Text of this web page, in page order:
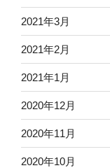
2021年3月
2021年2月
2021年1月
2020年12月
2020年11月
2020年10月